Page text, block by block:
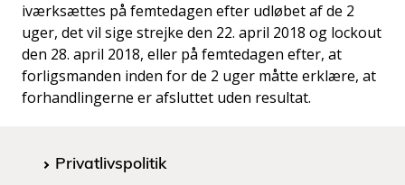
iværksættes på femtedagen efter udløbet af de 2
uger, det vil sige strejke den 22. april 2018 og lockout
den 28. april 2018, eller på femtedagen efter, at
forligsmanden inden for de 2 uger måtte erklære, at
forhandlingerne er afsluttet uden resultat.
Privatlivspolitik